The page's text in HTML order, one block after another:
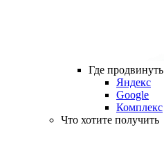
Где продвинуть
Яндекс
Google
Комплекс
Что хотите получить